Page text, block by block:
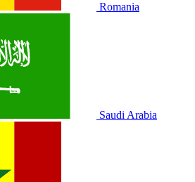
Romania
Saudi Arabia